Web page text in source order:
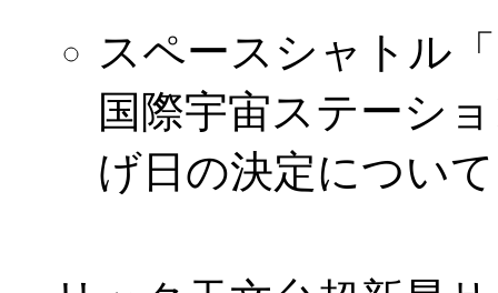
スペースシャトル
国際宇宙ステーシ
げ日の決定について